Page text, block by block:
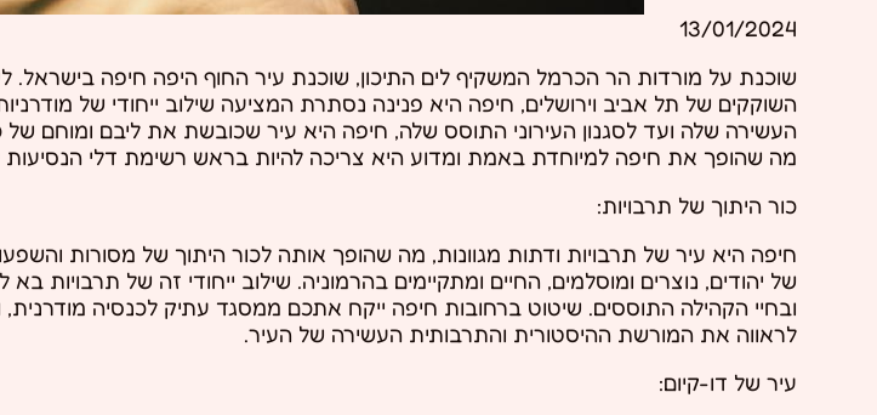
13/01/2024
שוכנת על מורדות הר הכרמל המשקיף לים התיכון, שוכנת עיר החוף היפה חיפה בישראל.
השוקקים של תל אביב וירושלים, חיפה היא פנינה נסתרת המציעה שילוב ייחודי של
העשירה שלה ועד לסגנון העירוני התוסס שלה, חיפה היא עיר שכובשת את ליבם ומוחם
מה שהופך את חיפה למיוחדת באמת ומדוע היא צריכה להיות בראש רשימת דלי
כור היתוך של תרבויות:
חיפה היא עיר של תרבויות ודתות מגוונות, מה שהופך אותה לכור היתוך של מסורות
של יהודים, נוצרים ומוסלמים, החיים ומתקיימים בהרמוניה. שילוב ייחודי זה של תרבויות
ובחיי הקהילה התוססים. שיטוט ברחובות חיפה ייקח אתכם ממסגד עתיק לכנסיה
לראווה את המורשת ההיסטורית והתרבותית העשירה של העיר.
עיר של דו-קיום: